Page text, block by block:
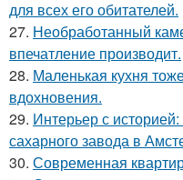
для всех его обитателей.
27. Необработанный
впечатление производит.
28. Маленькая кухня
вдохновения.
29. Интерьер с
сахарного завода в
30. Современная